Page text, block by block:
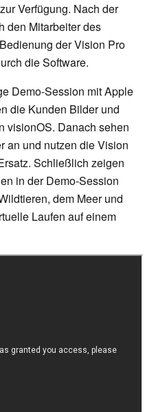
Verfügung. Nach der
den Mitarbeiter des
der Vision Pro
die Software.
Demo-Session mit Apple
die Kunden Bilder und
visionOS. Danach sehen
an und nutzen die Vision
Schließlich zeigen
in der Demo-Session
dem Meer und
Laufen auf einem